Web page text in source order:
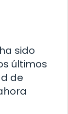
sido
últimos
de